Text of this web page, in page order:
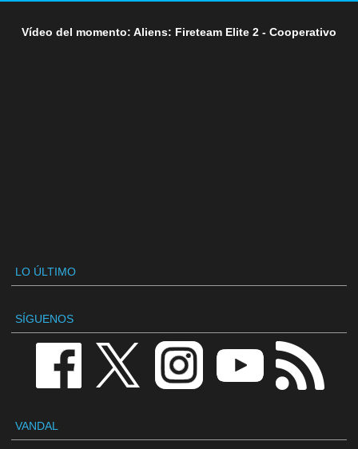
Vídeo del momento: Aliens: Fireteam Elite 2 - Cooperativo
LO ÚLTIMO
SÍGUENOS
VANDAL